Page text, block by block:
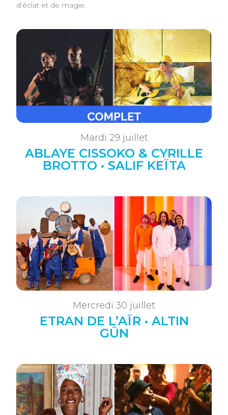
d’éclat et de magie.
Mardi 29 juillet
ABLAYE CISSOKO & CYRILLE
BROTTO • SALIF KEÏTA
Mercredi 30 juillet
ETRAN DE L’AÏR • ALTIN
GÜN